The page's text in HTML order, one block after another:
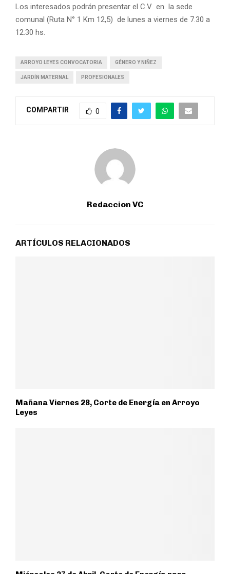
Los interesados podrán presentar el C.V en la sede
comunal (Ruta N° 1 Km 12,5) de lunes a viernes de 7.30 a
12.30 hs.
ARROYO LEYES CONVOCATORIA GÉNERO Y NIÑEZ
JARDÍN MATERNAL PROFESIONALES
COMPARTIR 0
Redaccion VC
ARTÍCULOS RELACIONADOS
Mañana Viernes 28, Corte de Energía en Arroyo
Leyes